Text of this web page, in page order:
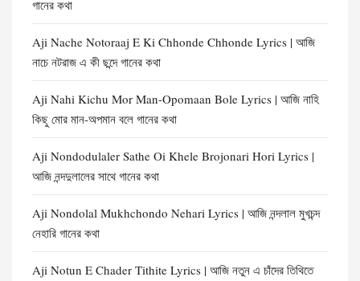
গানের কথা
Aji Nache Notoraaj E Ki Chhonde Chhonde Lyrics | আজি
নাচে নটরাজ এ কী ছন্দে গানের কথা
Aji Nahi Kichu Mor Man-Opomaan Bole Lyrics | আজি নাহি
কিছু মোর মান-অপমান বলে গানের কথা
Aji Nondodulaler Sathe Oi Khele Brojonari Hori Lyrics |
আজি নন্দদুলালের সাথে গানের কথা
Aji Nondolal Mukhchondo Nehari Lyrics | আজি নন্দলাল মুখচন্দ
নেহারি গানের কথা
Aji Notun E Chader Tithite Lyrics | আজি নতুন এ চাঁদের তিথিতে